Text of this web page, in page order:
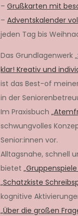
– Grußkarten mit
– Adventskalender
jeden Tag bis
Das Grundlagenwerk „
klar! Kreativ und
ist das Best-of
in der
Im Praxisbuch
schwungvolles
Senior:innen vor.
Alltagsnahe, schnell
bietet
„Schatzkiste
kognitive
„Über die großen